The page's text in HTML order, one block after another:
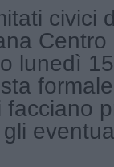
civici
lunedì